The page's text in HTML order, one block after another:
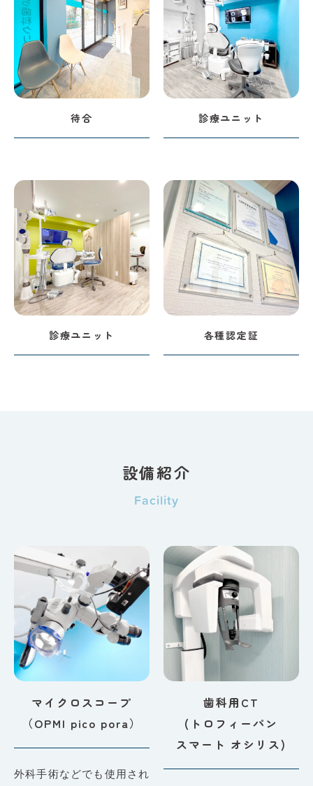
待合 診療ユニット
診療ユニット 各種認定証
設備紹介
Facility
マイクロスコープ
（OPMI pico pora）
外科手術などでも使用され
歯科用CT
(トロフィーパン
スマート オシリス)